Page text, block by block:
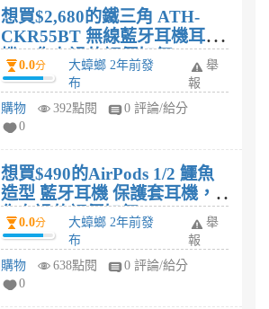
想買$2,680的鐵三角 ATH-
CKR55BT 無線藍牙耳機耳
機，你有過的評價如何?
0.0分
大蟑螂 2年前發
布
舉
報
購物
392點閱
0 評論/給分
0
想買$490的AirPods 1/2 鱷魚
造型 藍牙耳機 保護套耳機，
你有過的評價如何?
0.0分
大蟑螂 2年前發
布
舉
報
購物
638點閱
0 評論/給分
0